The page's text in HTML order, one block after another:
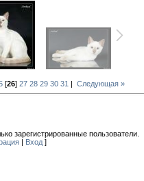
[26] 27 28 29 30 31 | Следующая »
зарегистрированные пользователи.
Вход ]